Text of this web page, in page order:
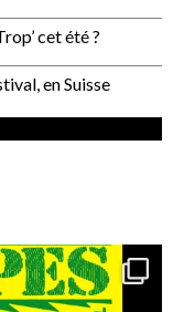
cet été ?
en Suisse